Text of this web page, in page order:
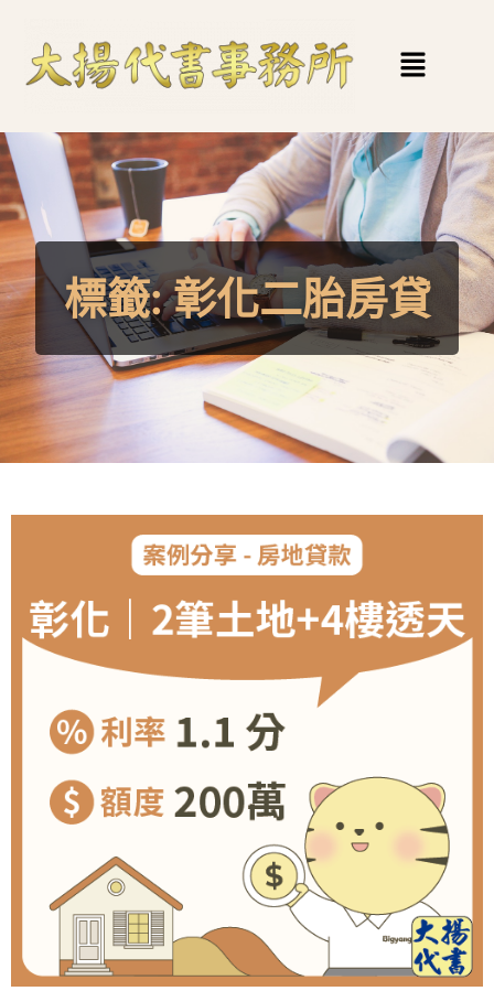
標籤:彰化二胎房貸